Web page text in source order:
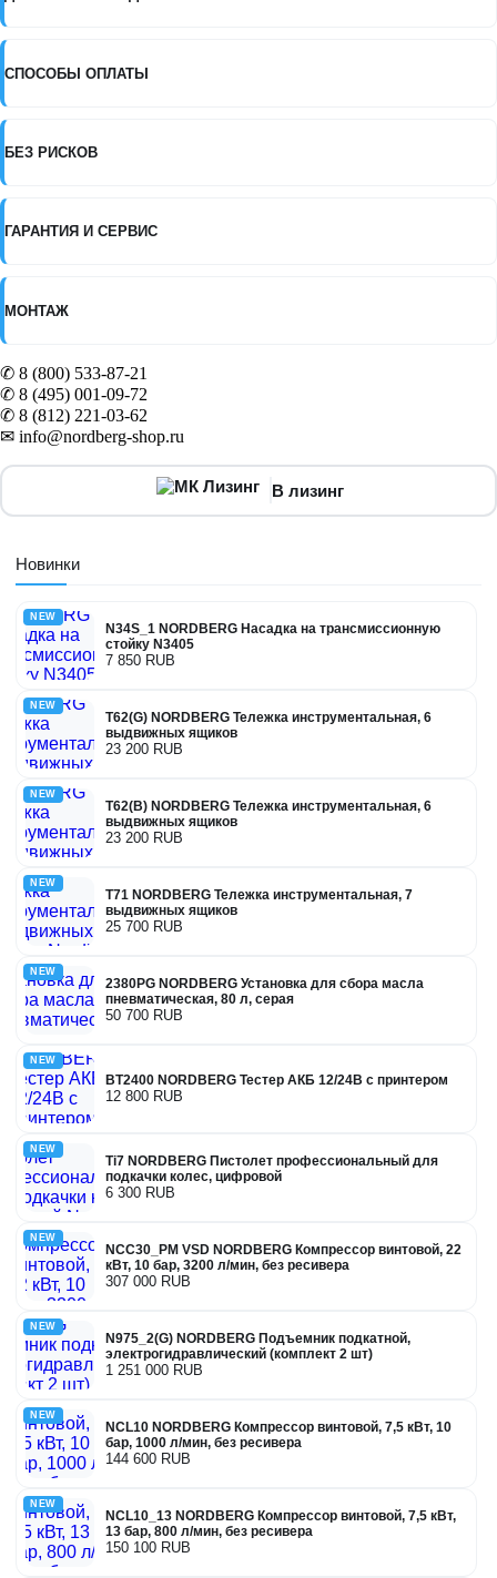
ресив.
100л,
420л/
мин
СПОСОБЫ ОПЛАТЫ
БЕЗ РИСКОВ
ГАРАНТИЯ И СЕРВИС
МОНТАЖ
✆ 8 (800) 533-87-21
✆ 8 (495) 001-09-72
✆ 8 (812) 221-03-62
✉ info@nordberg-shop.ru
В лизинг
Новинки
NEW
N34S_1 NORDBERG Насадка на трансмиссионную
стойку N3405
7 850 RUB
NEW
T62(G) NORDBERG Тележка инструментальная, 6
выдвижных ящиков
23 200 RUB
NEW
T62(B) NORDBERG Тележка инструментальная, 6
выдвижных ящиков
23 200 RUB
NEW
T71 NORDBERG Тележка инструментальная, 7
выдвижных ящиков
25 700 RUB
NEW
2380PG NORDBERG Установка для сбора масла
пневматическая, 80 л, серая
50 700 RUB
NEW
BT2400 NORDBERG Тестер АКБ 12/24В с принтером
12 800 RUB
NEW
Ti7 NORDBERG Пистолет профессиональный для
подкачки колес, цифровой
6 300 RUB
NEW
NCC30_PM VSD NORDBERG Компрессор винтовой, 22
кВт, 10 бар, 3200 л/мин, без ресивера
307 000 RUB
NEW
N975_2(G) NORDBERG Подъемник подкатной,
электрогидравлический (комплект 2 шт)
1 251 000 RUB
NEW
NCL10 NORDBERG Компрессор винтовой, 7,5 кВт, 10
бар, 1000 л/мин, без ресивера
144 600 RUB
NEW
NCL10_13 NORDBERG Компрессор винтовой, 7,5 кВт,
13 бар, 800 л/мин, без ресивера
150 100 RUB